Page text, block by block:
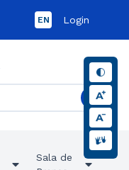
EN Login
Sala de